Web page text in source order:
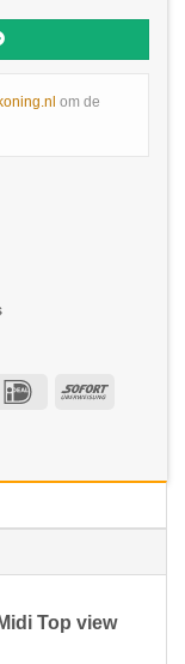
om de
Top view